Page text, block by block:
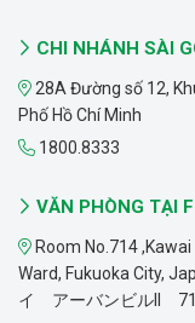
CHI NHÁNH SÀI
28A Đường số 12,
Phố Hồ Chí Minh
1800.8333
VĂN PHÒNG TẠI
Room No.714
Ward, Fukuoka City,
イ アーバンビルII